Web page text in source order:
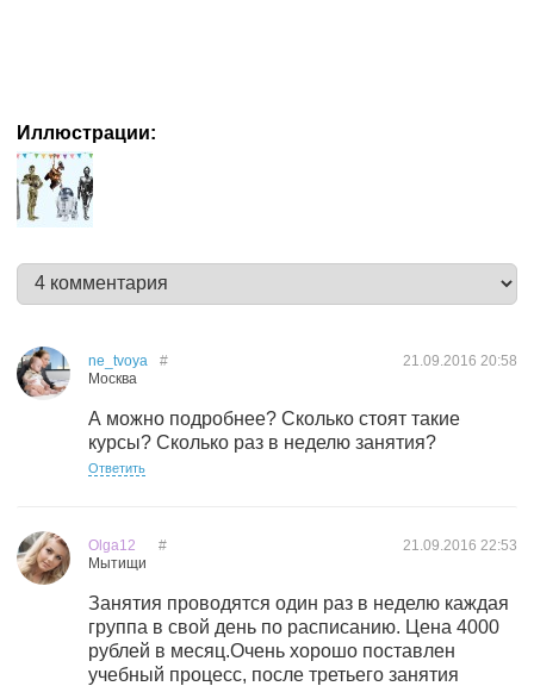
Иллюстрации:
ne_tvoya
Москва
21.09.2016 20:58
#
А можно подробнее? Сколько стоят такие
курсы? Сколько раз в неделю занятия?
Ответить
Olga12
Мытищи
21.09.2016 22:53
#
Занятия проводятся один раз в неделю каждая
группа в свой день по расписанию. Цена 4000
рублей в месяц.Очень хорошо поставлен
учебный процесс, после третьего занятия